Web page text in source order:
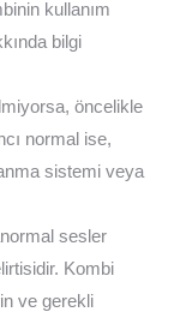
kullanım
bilgi
öncelikle
normal ise,
sistemi veya
sesler
Kombi
ve gerekli